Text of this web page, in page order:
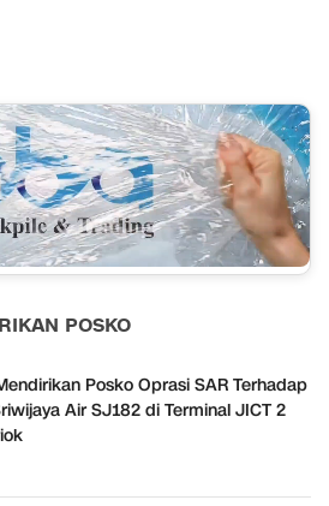
POSKO
Posko Oprasi SAR Terhadap
Air SJ182 di Terminal JICT 2